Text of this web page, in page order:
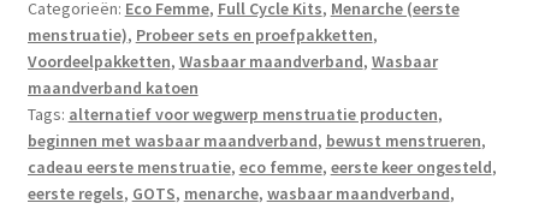
-
voor
de
eerste
keer
ongesteld
aantal
Categorieën: Eco Femme, Full Cycle Kits, Menarche (eerste
menstruatie), Probeer sets en proefpakketten,
Voordeelpakketten, Wasbaar maandverband, Wasbaar
maandverband katoen
Tags: alternatief voor wegwerp menstruatie producten,
beginnen met wasbaar maandverband, bewust menstrueren,
cadeau eerste menstruatie, eco femme, eerste keer ongesteld,
eerste regels, GOTS, menarche, wasbaar maandverband,